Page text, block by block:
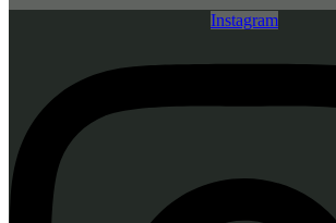
Instagram